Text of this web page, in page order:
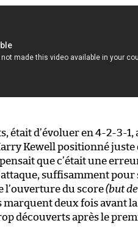
était d’évoluer en 4-2-3-1,
Kewell positionné juste
que c’était une
suffisamment
l’ouverture du score(but
marquent deux fois avant
découverts après le